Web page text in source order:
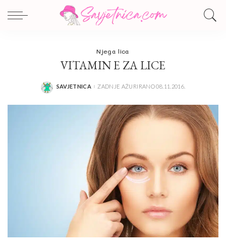
Njega lica
VITAMIN E ZA LICE
POSTED
SAVJETNICA ZADNJE AŽURIRANO 08.11.2016.